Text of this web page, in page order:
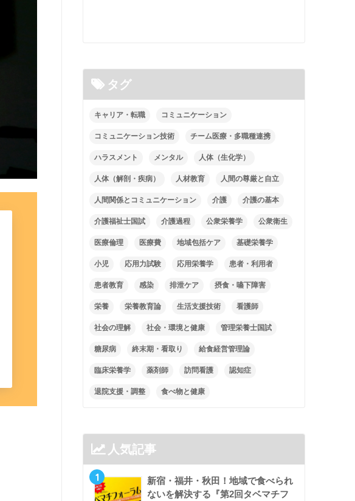
タグ
キャリア・転職 コミュニケーション
コミュニケーション技術 チーム医療・多職種連携
ハラスメント メンタル 人体（生化学）
人体（解剖・疾病） 人材教育 人間の尊厳と自立
人間関係とコミュニケーション 介護 介護の基本
介護福祉士国試 介護過程 公衆栄養学 公衆衛生
医療倫理 医療費 地域包括ケア 基礎栄養学
小児 応用力試験 応用栄養学 患者・利用者
患者教育 感染 排泄ケア 摂食・嚥下障害
栄養 栄養教育論 生活支援技術 看護師
社会の理解 社会・環境と健康 管理栄養士国試
糖尿病 終末期・看取り 給食経営管理論
臨床栄養学 薬剤師 訪問看護 認知症
退院支援・調整 食べ物と健康
人気記事
1
新宿・福井・秋田！地域で食べられ
ないを解決する『第2回タベマチフ